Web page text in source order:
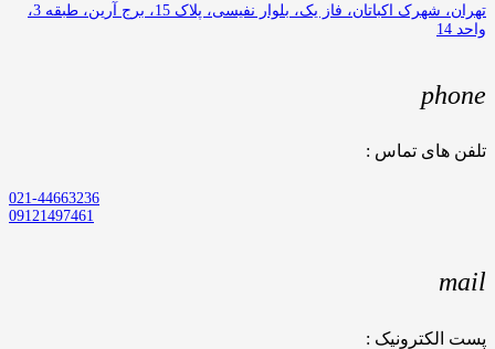
تهران، شهرک اکباتان، فاز یک، بلوار نفیسی، پلاک 15، برج آرین، طبقه 3،
واحد 14
phone
تلفن های تماس :
021-44663236
09121497461
mail
پست الکترونیک :